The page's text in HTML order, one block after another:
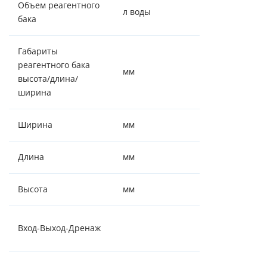
Объем реагентного
бака
л воды
Габариты
реагентного бака
высота/длина/
ширина
мм
Ширина мм
Длина мм
Высота мм
Вход-Выход-Дренаж